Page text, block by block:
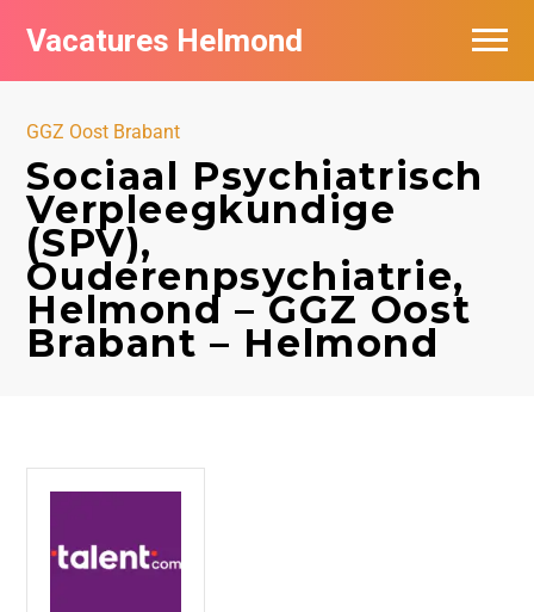
Vacatures Helmond
GGZ Oost Brabant
Sociaal Psychiatrisch
Verpleegkundige
(SPV),
Ouderenpsychiatrie,
Helmond – GGZ Oost
Brabant – Helmond
Vacatures bij bedrijven in Helmond